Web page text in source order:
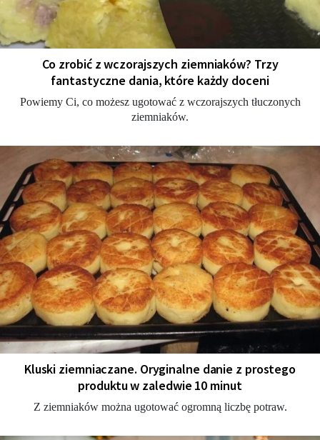
Co zrobić z wczorajszych ziemniaków? Trzy
fantastyczne dania, które każdy doceni
Powiemy Ci, co możesz ugotować z wczorajszych tłuczonych
ziemniaków.
Kluski ziemniaczane. Oryginalne danie z prostego
produktu w zaledwie 10 minut
Z ziemniaków można ugotować ogromną liczbę potraw.